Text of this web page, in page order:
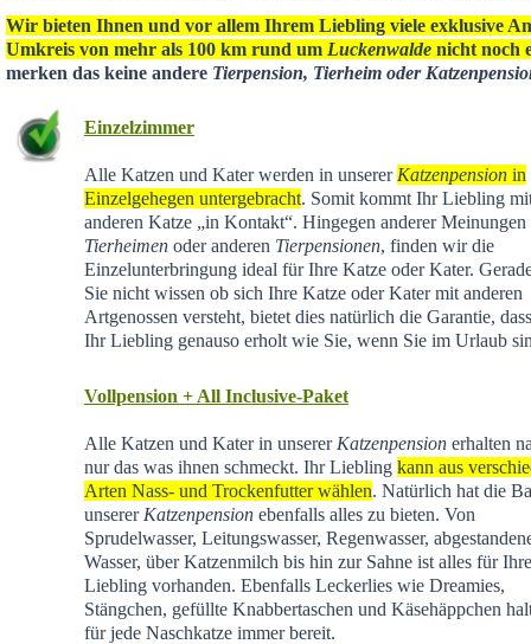
Wir bieten Ihnen und vor allem Ihrem Liebling viele exklusive
Umkreis von mehr als 100 km rund um Luckenwalde nicht noch
merken das keine andere Tierpension, Tierheim oder
Einzelzimmer
Alle Katzen und Kater werden in unserer Katzenpensionin
Einzelgehegen untergebracht. Somit kommt Ihr Liebling
anderen Katze „in Kontakt“. Hingegen anderer Meinungen
Tierheimenoder anderen Tierpensionen, finden wir die
Einzelunterbringung ideal für Ihre Katze oder Kater.
Sie nicht wissen ob sich Ihre Katze oder Kater mit anderen
Artgenossen versteht, bietet dies natürlich die Garantie,
Ihr Liebling genauso erholt wie Sie, wenn Sie im Urlaub
Vollpension + All Inclusive-Paket
Alle Katzen und Kater in unserer Katzenpensionerhalten
nur das was ihnen schmeckt. Ihr Liebling kann aus
Arten Nass- und Trockenfutter wählen. Natürlich hat die
unserer Katzenpensionebenfalls alles zu bieten. Von
Sprudelwasser, Leitungswasser, Regenwasser,
Wasser, über Katzenmilch bis hin zur Sahne ist alles für
Liebling vorhanden. Ebenfalls Leckerlies wie Dreamies,
Stängchen, gefüllte Knabbertaschen und Käsehäppchen
für jede Naschkatze immer bereit.